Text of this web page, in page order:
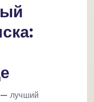
— лучший